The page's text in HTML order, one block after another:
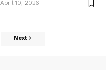
April 10, 2026
Next